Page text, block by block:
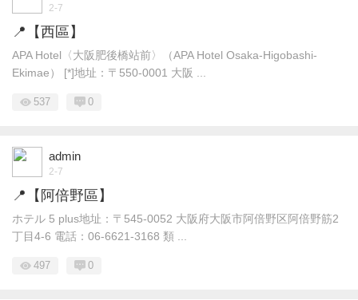
2-7
📍【西區】
APA Hotel〈大阪肥後橋站前〉（APA Hotel Osaka-Higobashi-
Ekimae） [*]地址：〒550-0001 大阪 ...
537 0
admin
2-7
📍【阿倍野區】
ホテル 5 plus地址：〒545-0052 大阪府大阪市阿倍野区阿倍野筋2
丁目4-6 電話：06-6621-3168 類 ...
497 0